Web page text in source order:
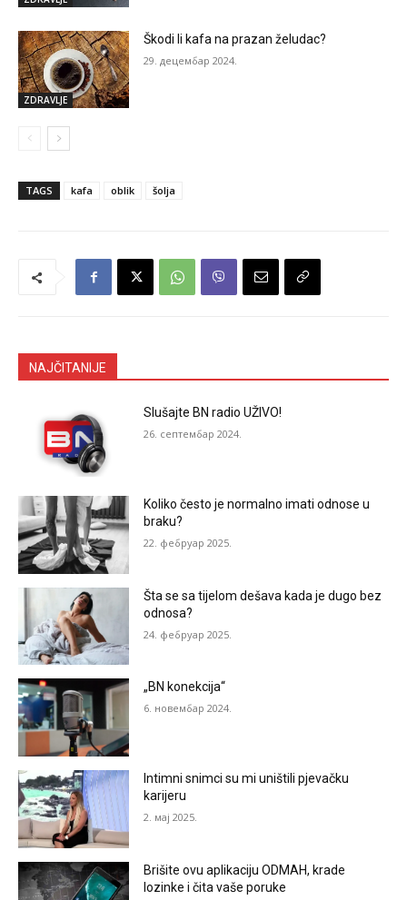
ZDRAVLJE
Škodi li kafa na prazan želudac?
29. децембар 2024.
TAGS kafa oblik šolja
NAJČITANIJE
Slušajte BN radio UŽIVO!
26. септембар 2024.
Koliko često je normalno imati odnose u
braku?
22. фебруар 2025.
Šta se sa tijelom dešava kada je dugo bez
odnosa?
24. фебруар 2025.
„BN konekcija“
6. новембар 2024.
Intimni snimci su mi uništili pjevačku
karijeru
2. мај 2025.
Brišite ovu aplikaciju ODMAH, krade
lozinke i čita vaše poruke